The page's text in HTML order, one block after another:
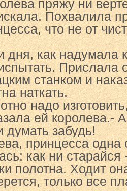
пряжу ни
Похвалила
что не от
как надумала
Прислала
станком и
наткать.
надо
ей королева.-
забудь!
принцесса одна
как ни старайся
полотна. Ходит
только все